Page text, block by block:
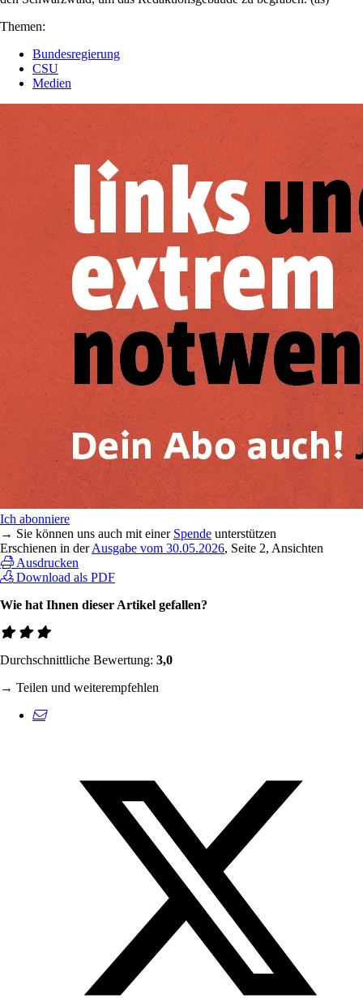
Themen:
Bundesregierung
CSU
Medien
Ich abonniere
→ Sie können uns auch mit einer Spende unterstützen
Erschienen in derAusgabe vom 30.05.2026, Seite 2, Ansichten
Ausdrucken
Download als PDF
Wie hat Ihnen dieser Artikel gefallen?
Durchschnittliche Bewertung: 3,0
→ Teilen und weiterempfehlen